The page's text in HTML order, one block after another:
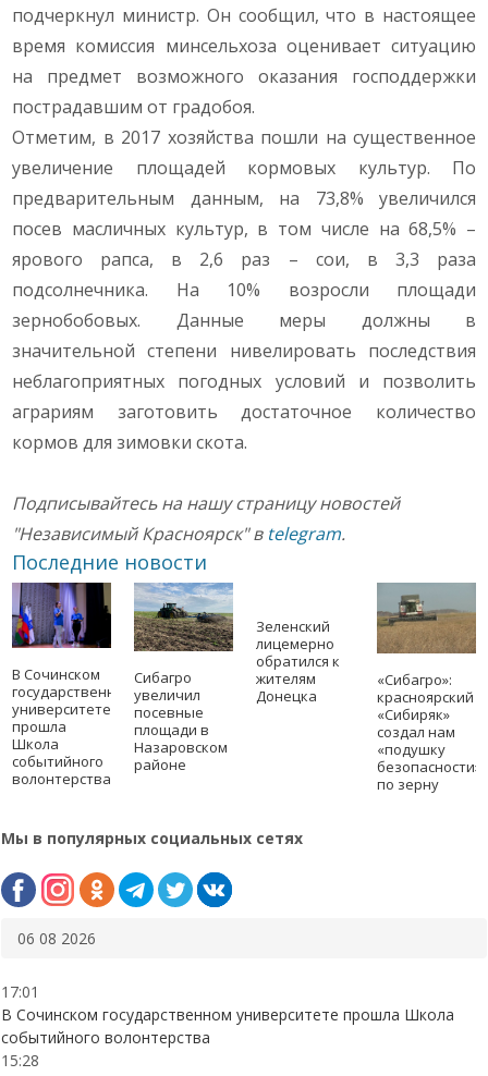
подчеркнул министр. Он сообщил, что в настоящее
время комиссия минсельхоза оценивает ситуацию
на предмет возможного оказания господдержки
пострадавшим от градобоя.
Отметим, в 2017 хозяйства пошли на существенное
увеличение площадей кормовых культур. По
предварительным данным, на 73,8% увеличился
посев масличных культур, в том числе на 68,5% –
ярового рапса, в 2,6 раз – сои, в 3,3 раза
подсолнечника. На 10% возросли площади
зернобобовых. Данные меры должны в
значительной степени нивелировать последствия
неблагоприятных погодных условий и позволить
аграриям заготовить достаточное количество
кормов для зимовки скота.
Подписывайтесь на нашу страницу новостей
"Независимый Красноярск" в telegram.
Последние новости
В Сочинском
государственном
университете
прошла
Школа
событийного
волонтерства
Сибагро
увеличил
посевные
площади в
Назаровском
районе
Зеленский
лицемерно
обратился к
жителям
Донецка
«Сибагро»:
красноярский
«Сибиряк»
создал нам
«подушку
безопасности»
по зерну
Мы в популярных социальных сетях
06 08 2026
17:01
В Сочинском государственном университете прошла Школа
событийного волонтерства
15:28